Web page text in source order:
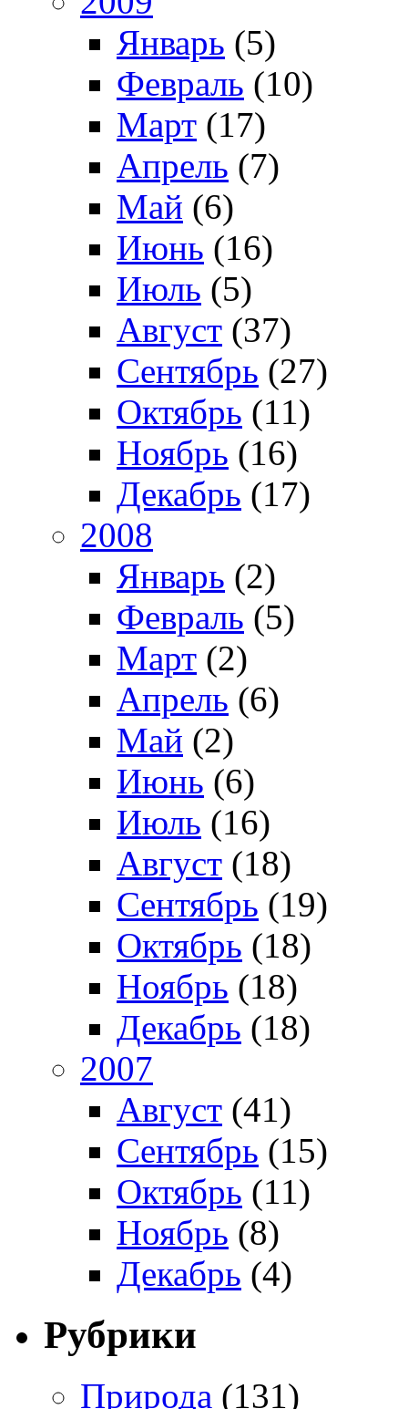
Январь (5)
Февраль (10)
Март (17)
Апрель (7)
Май (6)
Июнь (16)
Июль (5)
Август (37)
Сентябрь (27)
Октябрь (11)
Ноябрь (16)
Декабрь (17)
2008
Январь (2)
Февраль (5)
Март (2)
Апрель (6)
Май (2)
Июнь (6)
Июль (16)
Август (18)
Сентябрь (19)
Октябрь (18)
Ноябрь (18)
Декабрь (18)
2007
Август (41)
Сентябрь (15)
Октябрь (11)
Ноябрь (8)
Декабрь (4)
Рубрики
Природа (131)